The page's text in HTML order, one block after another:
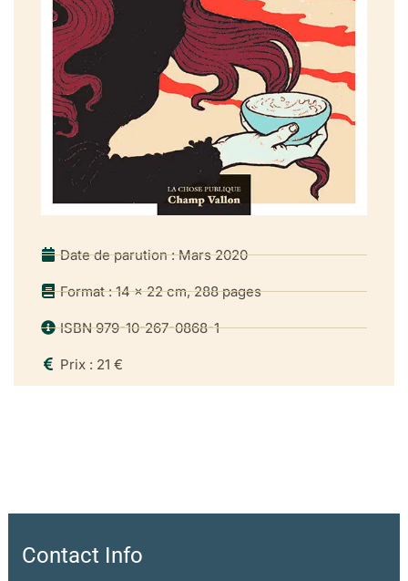
Date de parution : Mars 2020
Format : 14 x 22 cm, 288 pages
ISBN 979-10-267-0868-1
Prix : 21 €
Contact Info